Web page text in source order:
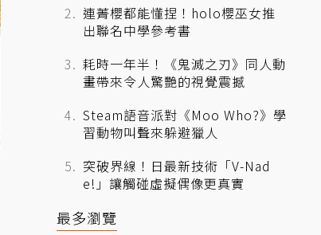
連菁櫻都能懂捏！holo櫻巫女推
出聯名中學參考書
耗時一年半！《鬼滅之刃》同人動
畫帶來令人驚艷的視覺震撼
Steam語音派對《Moo Who?》學
習動物叫聲來躲避獵人
突破界線！日最新技術「V-Nad
e!」讓觸碰虛擬偶像更真實
最多瀏覽